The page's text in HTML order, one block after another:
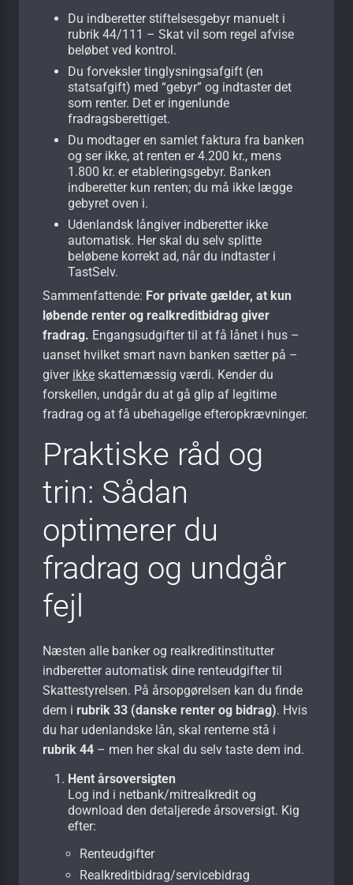
Du indberetter stiftelsesgebyr manuelt i
rubrik 44/111 – Skat vil som regel afvise
beløbet ved kontrol.
Du forveksler tinglysningsafgift (en
statsafgift) med “gebyr” og indtaster det
som renter. Det er ingenlunde
fradragsberettiget.
Du modtager en samlet faktura fra banken
og ser ikke, at renten er 4.200 kr., mens
1.800 kr. er etableringsgebyr. Banken
indberetter kun renten; du må ikke lægge
gebyret oven i.
Udenlandsk långiver indberetter ikke
automatisk. Her skal du selv splitte
beløbene korrekt ad, når du indtaster i
TastSelv.
Sammenfattende: For private gælder, at kun
løbende renter og realkreditbidrag giver
fradrag. Engangsudgifter til at få lånet i hus –
uanset hvilket smart navn banken sætter på –
giver ikke skattemæssig værdi. Kender du
forskellen, undgår du at gå glip af legitime
fradrag og at få ubehagelige efteropkrævninger.
Praktiske råd og
trin: Sådan
optimerer du
fradrag og undgår
fejl
Næsten alle banker og realkreditinstitutter
indberetter automatisk dine renteudgifter til
Skattestyrelsen. På årsopgørelsen kan du finde
dem i rubrik 33 (danske renter og bidrag). Hvis
du har udenlandske lån, skal renterne stå i
rubrik 44 – men her skal du selv taste dem ind.
Hent årsoversigten
Log ind i netbank/mitrealkredit og
download den detaljerede årsoversigt. Kig
efter:
Renteudgifter
Realkreditbidrag/servicebidrag